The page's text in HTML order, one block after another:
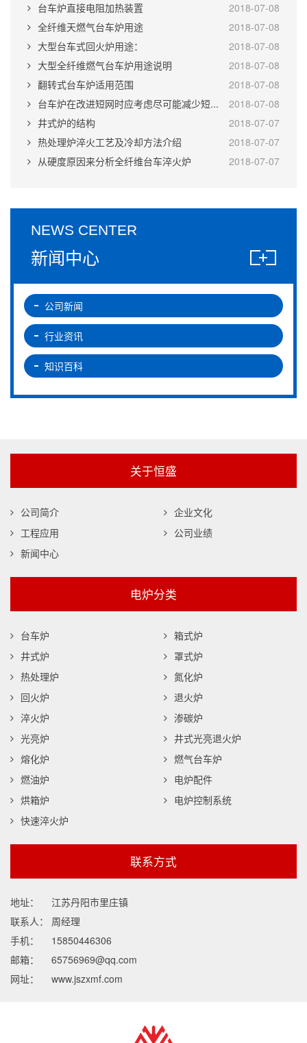
2018-07-08
台车炉直接电阻加热装置
2018-07-08
全纤维天燃气台车炉用途
2018-07-08
大型台车式回火炉用途：
2018-07-08
大型全纤维燃气台车炉用途说明
2018-07-08
翻转式台车炉适用范围
2018-07-08
台车炉在改进短网时应考虑尽可能减少短...
2018-07-07
井式炉的结构
2018-07-07
热处理炉淬火工艺及冷却方法介绍
2018-07-07
从硬度原因来分析全纤维台车淬火炉
NEWS CENTER
新闻中心
公司新闻
行业资讯
知识百科
关于恒盛
公司简介
企业文化
工程应用
公司业绩
新闻中心
电炉分类
台车炉
箱式炉
井式炉
罩式炉
热处理炉
氮化炉
回火炉
退火炉
淬火炉
渗碳炉
光亮炉
井式光亮退火炉
熔化炉
燃气台车炉
燃油炉
电炉配件
烘箱炉
电炉控制系统
快速淬火炉
联系方式
地址：
江苏丹阳市里庄镇
联系人：
周经理
手机：
15850446306
邮箱：
65756969@qq.com
网址：
www.jszxmf.com